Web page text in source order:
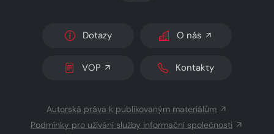
Dotazy O nás
VOP Kontakty
Autorská práva k publikovaným materiálům
Podmínky pro užívání služby informační společnosti